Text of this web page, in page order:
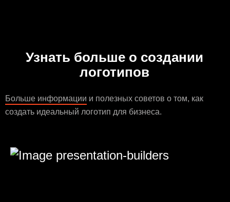
Узнать больше о создании
логотипов
Больше информации и полезных советов о том, как
создать идеальный логотип для бизнеса.